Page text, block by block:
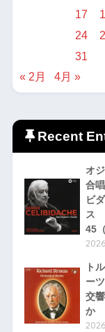
17
24
31
« 2月
4月 »
Recent
オ
合
ビ
ス
45
ト
ー
交
か